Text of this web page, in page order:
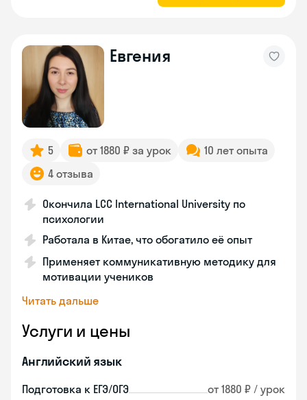
Евгения
5 от 1880 ₽ за урок
10 лет опыта
4 отзыва
Окончила LCC International University по
психологии
Работала в Китае, что обогатило её опыт
Применяет коммуникативную методику для
мотивации учеников
Читать дальше
Услуги и цены
Английский язык
Подготовка к ЕГЭ/ОГЭ от 1880 ₽ / урок